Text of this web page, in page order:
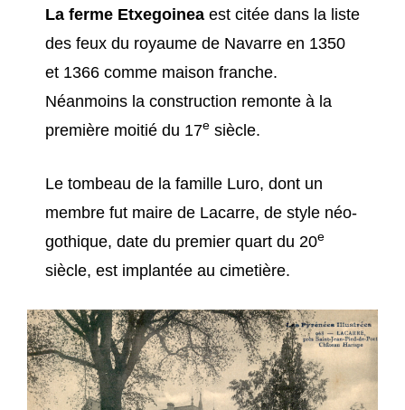
La ferme Etxegoinea est citée dans la liste
des feux du royaume de Navarre en 1350
et 1366 comme maison franche.
Néanmoins la construction remonte à la
première moitié du 17e siècle.
Le tombeau de la famille Luro, dont un
membre fut maire de Lacarre, de style néo-
gothique, date du premier quart du 20e
siècle, est implantée au cimetière.